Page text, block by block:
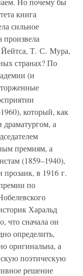
книга
сильное
Йейтса, Т. С. Мура,
странах? По
(и
который, как
а
премиям, а
(1859–1940),
в 1916 г.
по
Харальд
что сначала он
определить,
оригинальна, а
поэтическую
решение